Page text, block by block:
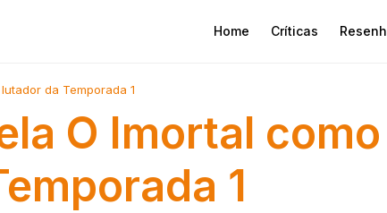
Home Críticas
da Temporada 1
O Imortal como
1